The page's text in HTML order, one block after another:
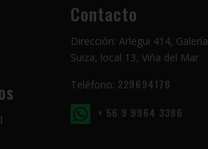
Contacto
Dirección: Arlegui 414, Galería
Suiza, local 13, Viña del Mar
Teléfono: 229694178
+ 56 9 9964 3386